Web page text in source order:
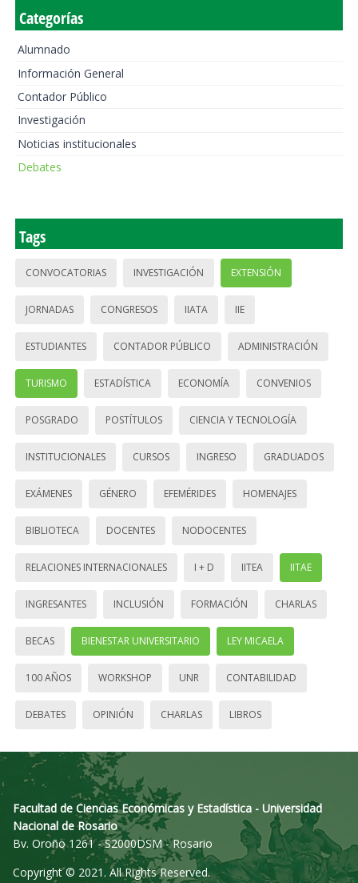
Categorías
Alumnado
Información General
Contador Público
Investigación
Noticias institucionales
Debates
Tags
CONVOCATORIAS INVESTIGACIÓN EXTENSIÓN
JORNADAS CONGRESOS IIATA IIE
ESTUDIANTES CONTADOR PÚBLICO ADMINISTRACIÓN
TURISMO ESTADÍSTICA ECONOMÍA CONVENIOS
POSGRADO POSTÍTULOS CIENCIA Y TECNOLOGÍA
INSTITUCIONALES CURSOS INGRESO GRADUADOS
EXÁMENES GÉNERO EFEMÉRIDES HOMENAJES
BIBLIOTECA DOCENTES NODOCENTES
RELACIONES INTERNACIONALES I + D IITEA IITAE
INGRESANTES INCLUSIÓN FORMACIÓN CHARLAS
BECAS BIENESTAR UNIVERSITARIO LEY MICAELA
100 AÑOS WORKSHOP UNR CONTABILIDAD
DEBATES OPINIÓN CHARLAS LIBROS
Facultad de Ciencias Económicas y Estadística - Universidad
Nacional de Rosario
Bv. Oroño 1261 - S2000DSM - Rosario
Copyright © 2021. All Rights Reserved.